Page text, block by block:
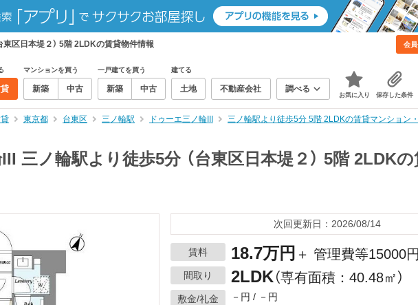
東区日本堤２） 5階 2LDKの賃貸物件情報 会
マンションを買う
新築 中古
一戸建てを買う
新築 中古
建てる
土地 不動産会社 調べる
お気に入り 保存した条件
東京都 台東区 三ノ輪駅 ドゥーエ三ノ輪III 三ノ輪駅より徒歩5分 5階 2LDKの賃貸マンション
三ノ輪駅より徒歩5分 （台東区日本堤２） 5階 2LDK
次回更新日：2026/08/14
賃料 18.7万円 ＋ 管理費等15000円
間取り 2LDK（専有面積：40.48㎡）
敷金/礼金 －円 / －円